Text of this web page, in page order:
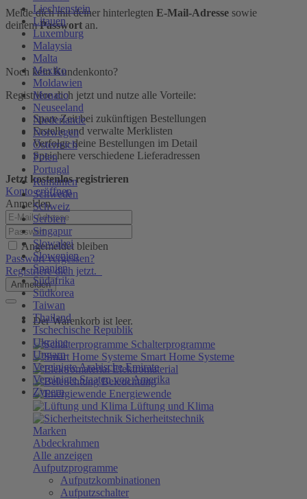
Liechtenstein
Litauen
Luxemburg
Malaysia
Malta
Mexiko
Moldawien
Monaco
Neuseeland
Niederlande
Norwegen
Österreich
Polen
Portugal
Rumänien
Schweden
Schweiz
Serbien
Singapur
Slowakei
Slowenien
Spanien
Südafrika
Südkorea
Taiwan
Thailand
Tschechische Republik
Ukraine
Ungarn
Vereinigte Arabische Emirate
Vereinigte Staaten von Amerika
Zypern
Melde dich mit deiner hinterlegten E-Mail-Adresse sowie
deinemPasswort an.
Noch kein Kundenkonto?
Registriere dich jetzt und nutze alle Vorteile:
Spare Zeit bei zukünftigen Bestellungen
Erstelle und verwalte Merklisten
Verfolge deine Bestellungen im Detail
Speichere verschiedene Lieferadressen
Jetzt kostenlos registrieren
Konto eröffnen
Anmelden
Angemeldet bleiben
Passwort vergessen?
Registriere dich jetzt.
Anmelden
Der Warenkorb ist leer.
Schalterprogramme
Smart Home Systeme
Elektromaterial
Beleuchtung
Energiewende
Lüftung und Klima
Sicherheitstechnik
Marken
Abdeckrahmen
Alle anzeigen
Aufputzprogramme
Aufputzkombinationen
Aufputzschalter